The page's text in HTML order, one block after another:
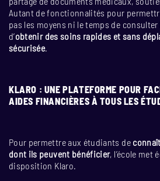
Autant de fonctionnalités pour
pas les moyens ni le temps de
d’obtenir des soins rapides et sans
sécurisée.
KLARO : UNE PLATEFORME POUR
AIDES FINANCIÈRES À TOUS LES
Pour permettre aux étudiants de
dont ils peuvent bénéficier, l’école met
disposition Klaro.